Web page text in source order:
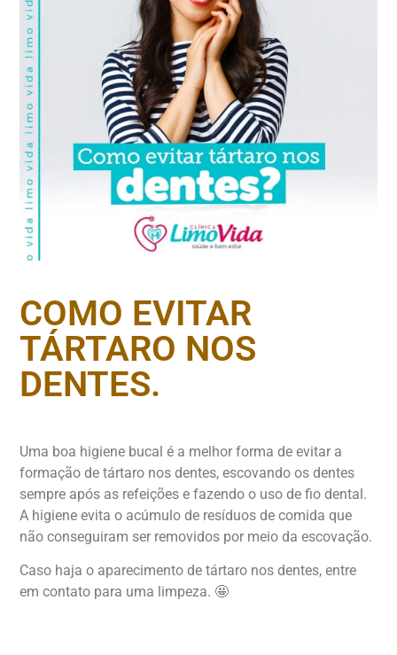
COMO EVITAR
TÁRTARO NOS
DENTES.
Uma boa higiene bucal é a melhor forma de evitar a
formação de tártaro nos dentes, escovando os dentes
sempre após as refeições e fazendo o uso de fio dental.
A higiene evita o acúmulo de resíduos de comida que
não conseguiram ser removidos por meio da escovação.
Caso haja o aparecimento de tártaro nos dentes, entre
em contato para uma limpeza. 🤩